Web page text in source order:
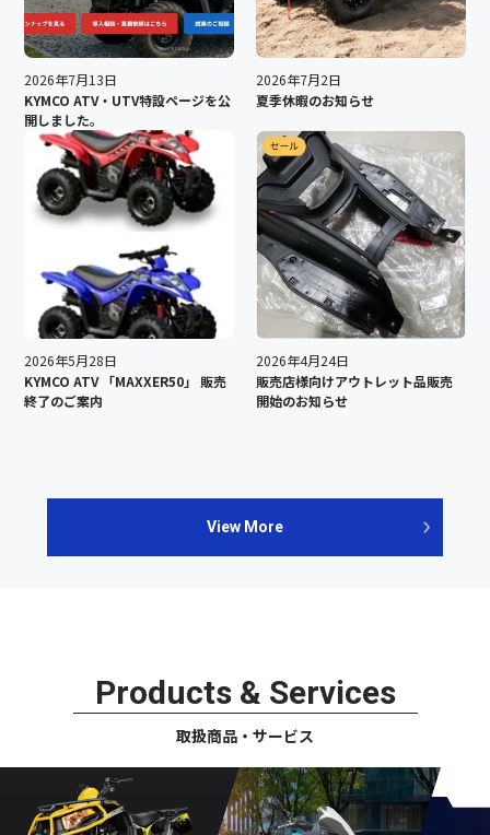
2026年7月13日
KYMCO ATV・UTV特設ページを公
開しました。
2026年7月2日
夏季休暇のお知らせ
2026年5月28日
KYMCO ATV 「MAXXER50」 販売
終了のご案内
2026年4月24日
販売店様向けアウトレット品販売
開始のお知らせ
View More
Products & Services
取扱商品・サービス